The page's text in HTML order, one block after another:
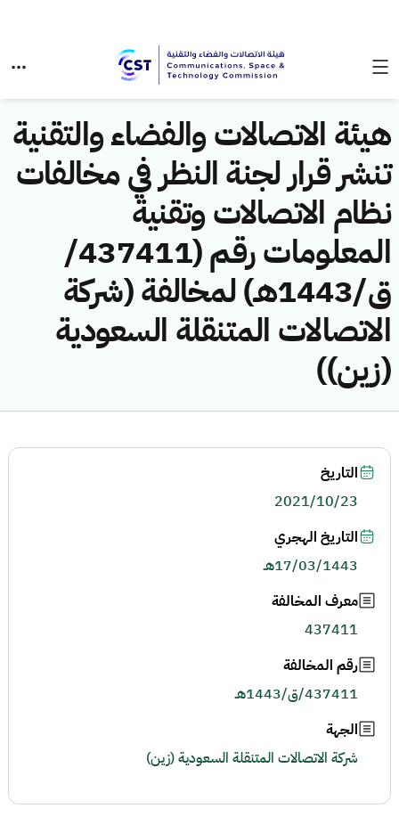
هيئة الاتصالات والفضاء والتقنية
تنشر قرار لجنة النظر في مخالفات
نظام الاتصالات وتقنية
المعلومات رقم (437411/
ق/1443هـ) لمخالفة (شركة
الاتصالات المتنقلة السعودية
(زين))
التاريخ
2021/10/23
التاريخ الهجري
17/03/1443هـ
معرف المخالفة
437411
رقم المخالفة
437411/ق/1443هـ
الجهة
شركة الاتصالات المتنقلة السعودية (زين)